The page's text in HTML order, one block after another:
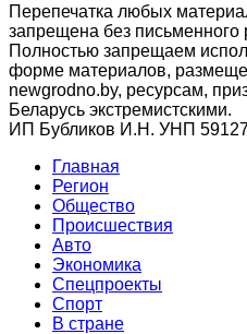
Перепечатка любых
запрещена без
Полностью запрещаем
форме материалов,
newgrodno.by, ресурсам,
Беларусь экстремистскими.
ИП Бубликов И.Н. УНП
Главная
Регион
Общество
Происшествия
Авто
Экономика
Спецпроекты
Cпорт
В стране